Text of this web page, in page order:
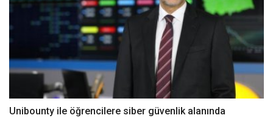
Unibounty ile öğrencilere siber güvenlik alanında